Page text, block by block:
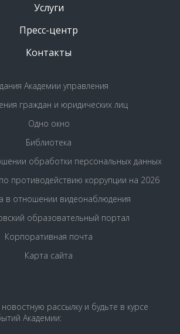
Услуги
Пресс-центр
Контакты
Академии управления
граждан и юридических лиц
Одно окно
Библиотека
обработки персональных данных
противодействию коррупции на 2026
в отношении видеонаблюдения
образовательный портал
Корпоративная почта
Карта сайта
рассылку и будьте в курсе
Академии: